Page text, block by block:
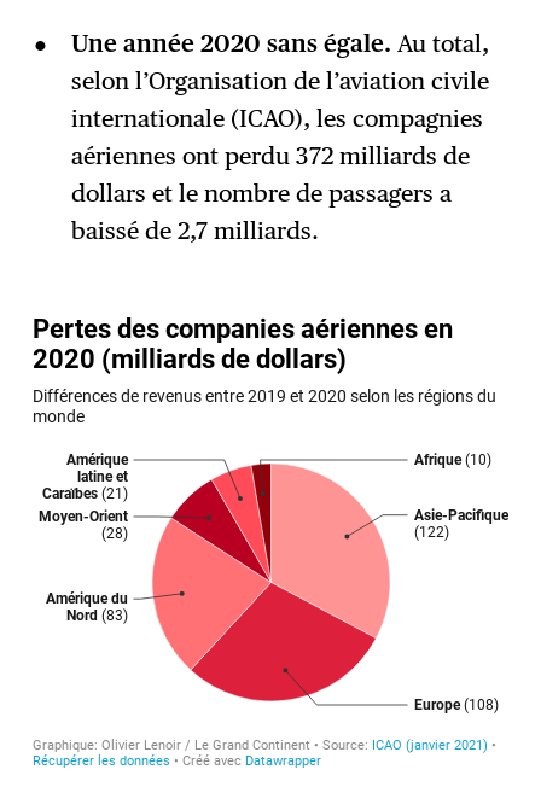
Une année 2020 sans égale. Au total,
selon l’Organisation de l’aviation civile
internationale (ICAO), les compagnies
aériennes ont perdu 372 milliards de
dollars et le nombre de passagers a
baissé de 2,7 milliards.